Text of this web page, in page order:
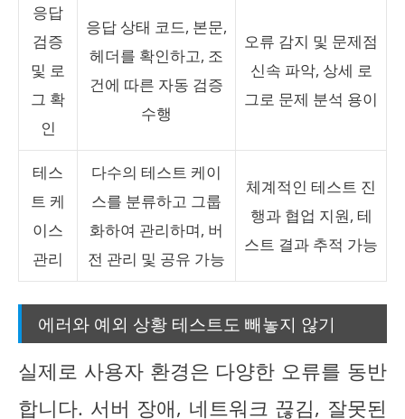
응답
검증
및 로
그 확
인
응답 상태 코드, 본문,
헤더를 확인하고, 조
건에 따른 자동 검증
수행
오류 감지 및 문제점
신속 파악, 상세 로
그로 문제 분석 용이
테스
트 케
이스
관리
다수의 테스트 케이
스를 분류하고 그룹
화하여 관리하며, 버
전 관리 및 공유 가능
체계적인 테스트 진
행과 협업 지원, 테
스트 결과 추적 가능
에러와 예외 상황 테스트도 빼놓지 않기
실제로 사용자 환경은 다양한 오류를 동반
합니다. 서버 장애, 네트워크 끊김, 잘못된